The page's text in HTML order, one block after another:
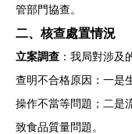
管部門協查。
二、核查處置情況
立案調查 ：我局對涉及
查明不合格原因：一是
操作不當等問題；二是
致食品質量問題。